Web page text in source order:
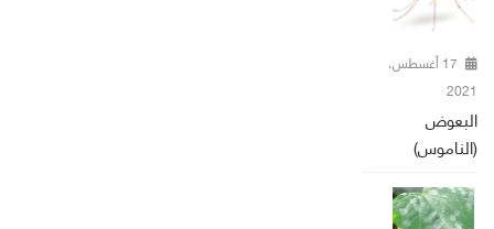
17 أغسطس،
2021
البعوض
(الناموس)